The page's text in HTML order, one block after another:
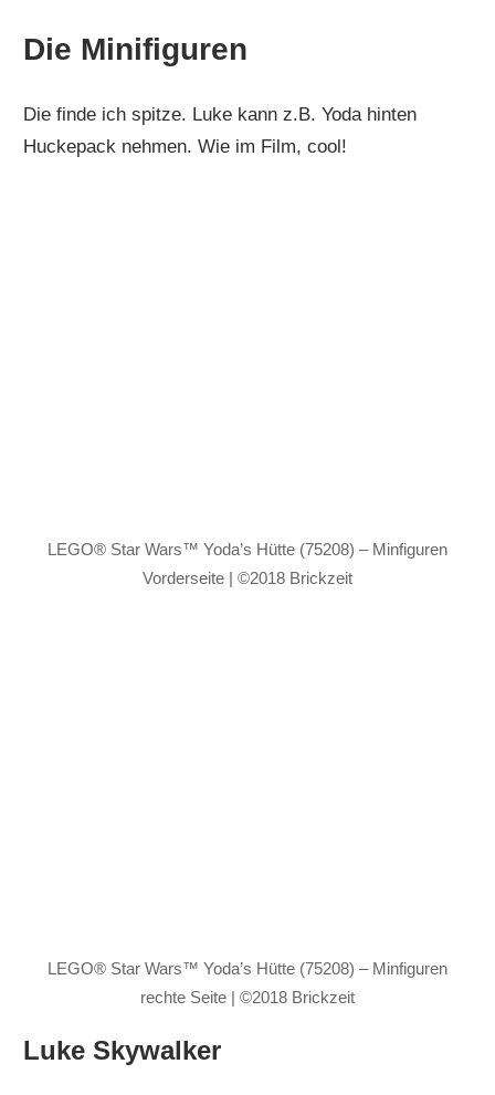
Die Minifiguren
Die finde ich spitze. Luke kann z.B. Yoda hinten
Huckepack nehmen. Wie im Film, cool!
LEGO® Star Wars™ Yoda’s Hütte (75208) – Minfiguren
Vorderseite | ©2018 Brickzeit
LEGO® Star Wars™ Yoda’s Hütte (75208) – Minfiguren
rechte Seite | ©2018 Brickzeit
Luke Skywalker